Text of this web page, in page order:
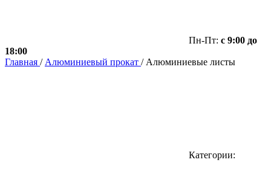
Пн-Пт: с 9:00 до
18:00
Главная / Алюминиевый прокат / Алюминиевые листы
Категории: